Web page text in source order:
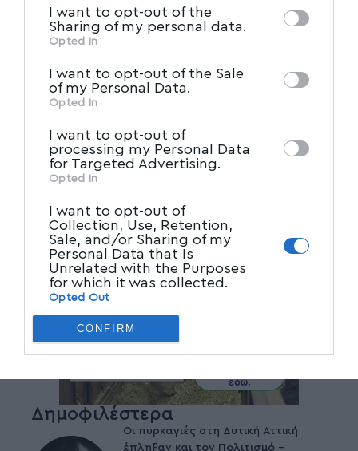
of downstream participants. This
information may also be disclosed by us to
Participantsthat may further disclose it to
other third parties.
I want to opt-out of the
Sharing of my personal data.
Opted In
I want to opt-out of the Sale
of my Personal Data.
Opted In
I want to opt-out of
processing my Personal Data
for Targeted Advertising.
Opted In
I want to opt-out of
Collection, Use, Retention,
Sale, and/or Sharing of my
Personal Data that Is
Unrelated with the Purposes
for which it was collected.
Opted Out
CONFIRM
Δημοφιλέστερα
Οι πυρκαγιές στη Δυτική Αττική
έπληξαν και τον Πολιτισμό –